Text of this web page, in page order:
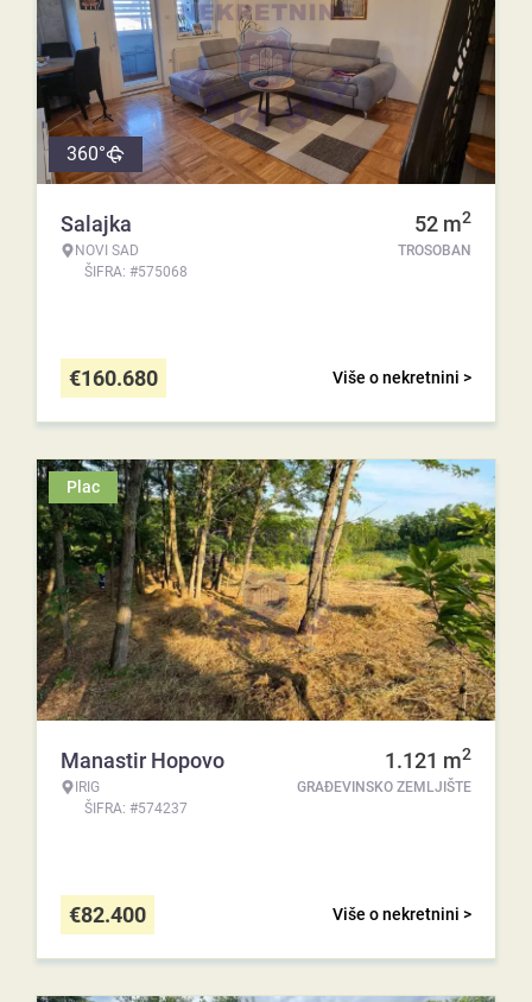
360°
Salajka
NOVI SAD
ŠIFRA: #575068
52 m2
TROSOBAN
Više o nekretnini >
€160.680
Plac
Manastir Hopovo
IRIG
ŠIFRA: #574237
1.121 m2
GRAĐEVINSKO ZEMLJIŠTE
Više o nekretnini >
€82.400